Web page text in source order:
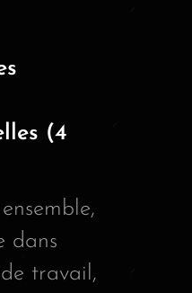
(4
dans
travail,